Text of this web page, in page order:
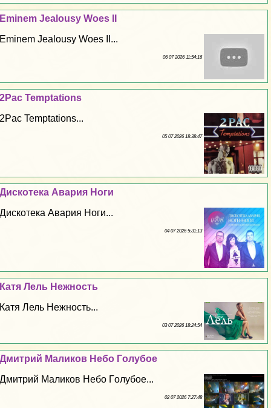
Eminem Jealousy Woes II
Eminem Jealousy Woes II...
06 07 2026 11:54:16
2Pac Temptations
2Pac Temptations...
05 07 2026 18:38:47
Дискотека Авария Ноги
Дискотека Авария Ноги...
04 07 2026 5:31:13
Катя Лель Нежность
Катя Лель Нежность...
03 07 2026 18:24:54
Дмитрий Маликов Небо Гoлyбое
Дмитрий Маликов Небо Гoлyбое...
02 07 2026 7:27:48